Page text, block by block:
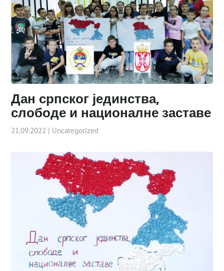
Дан српског јединства,
слободе и националне заставе
21.09.2022 | Uncategorized